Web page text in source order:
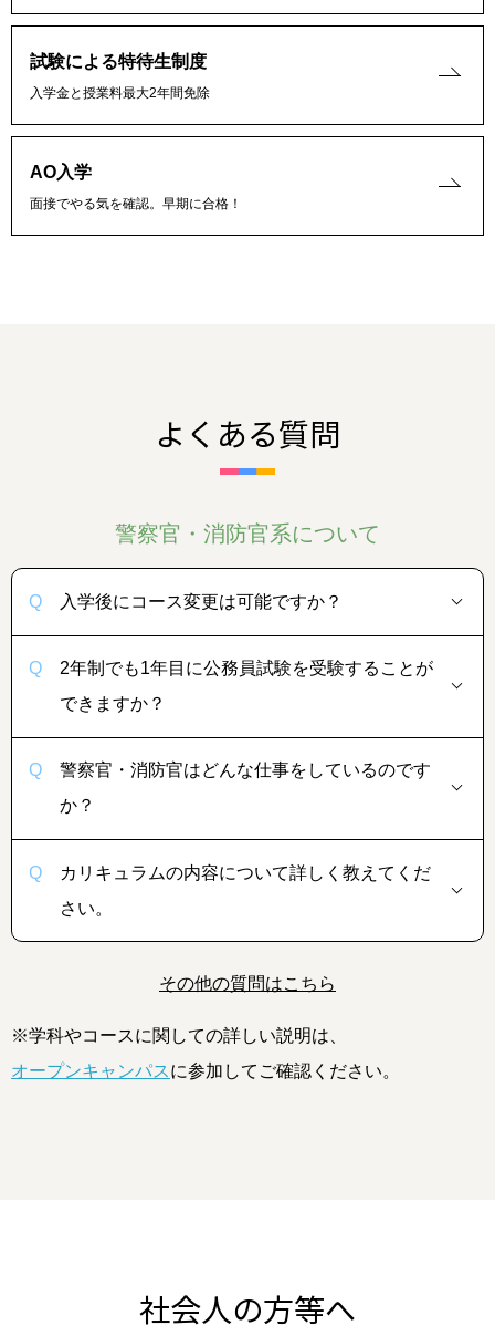
試験による特待生制度
入学金と授業料最大2年間免除
AO入学
面接でやる気を確認。早期に合格！
よくある質問
警察官・消防官系について
入学後にコース変更は可能ですか？
2年制でも1年目に公務員試験を受験することが
できますか？
警察官・消防官はどんな仕事をしているのです
か？
カリキュラムの内容について詳しく教えてくだ
さい。
その他の質問はこちら
※学科やコースに関しての詳しい説明は、
オープンキャンパスに参加してご確認ください。
社会人の方等へ